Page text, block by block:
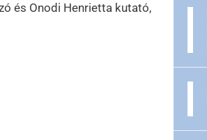
és Onodi Henrietta kutató,